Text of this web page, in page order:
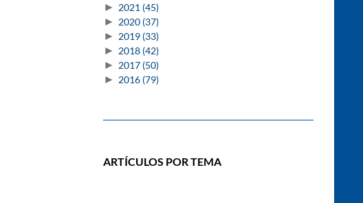
► 2021 (45)
► 2020 (37)
► 2019 (33)
► 2018 (42)
► 2017 (50)
► 2016 (79)
ARTÍCULOS POR TEMA